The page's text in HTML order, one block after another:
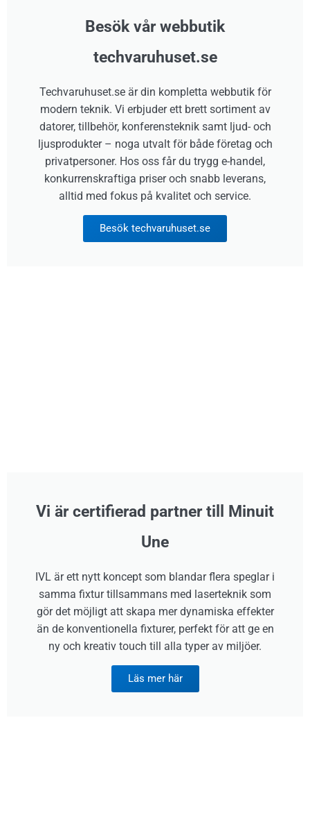
Besök vår webbutik
techvaruhuset.se
Techvaruhuset.se är din kompletta webbutik för
modern teknik. Vi erbjuder ett brett sortiment av
datorer, tillbehör, konferensteknik samt ljud- och
ljusprodukter – noga utvalt för både företag och
privatpersoner. Hos oss får du trygg e-handel,
konkurrenskraftiga priser och snabb leverans,
alltid med fokus på kvalitet och service.
Besök techvaruhuset.se
Vi är certifierad partner till Minuit
Une
IVL är ett nytt koncept som blandar flera speglar i
samma fixtur tillsammans med laserteknik som
gör det möjligt att skapa mer dynamiska effekter
än de konventionella fixturer, perfekt för att ge en
ny och kreativ touch till alla typer av miljöer.
Läs mer här